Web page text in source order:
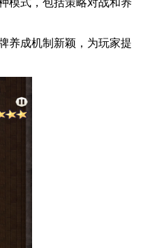
养成机制新颖，为玩家提